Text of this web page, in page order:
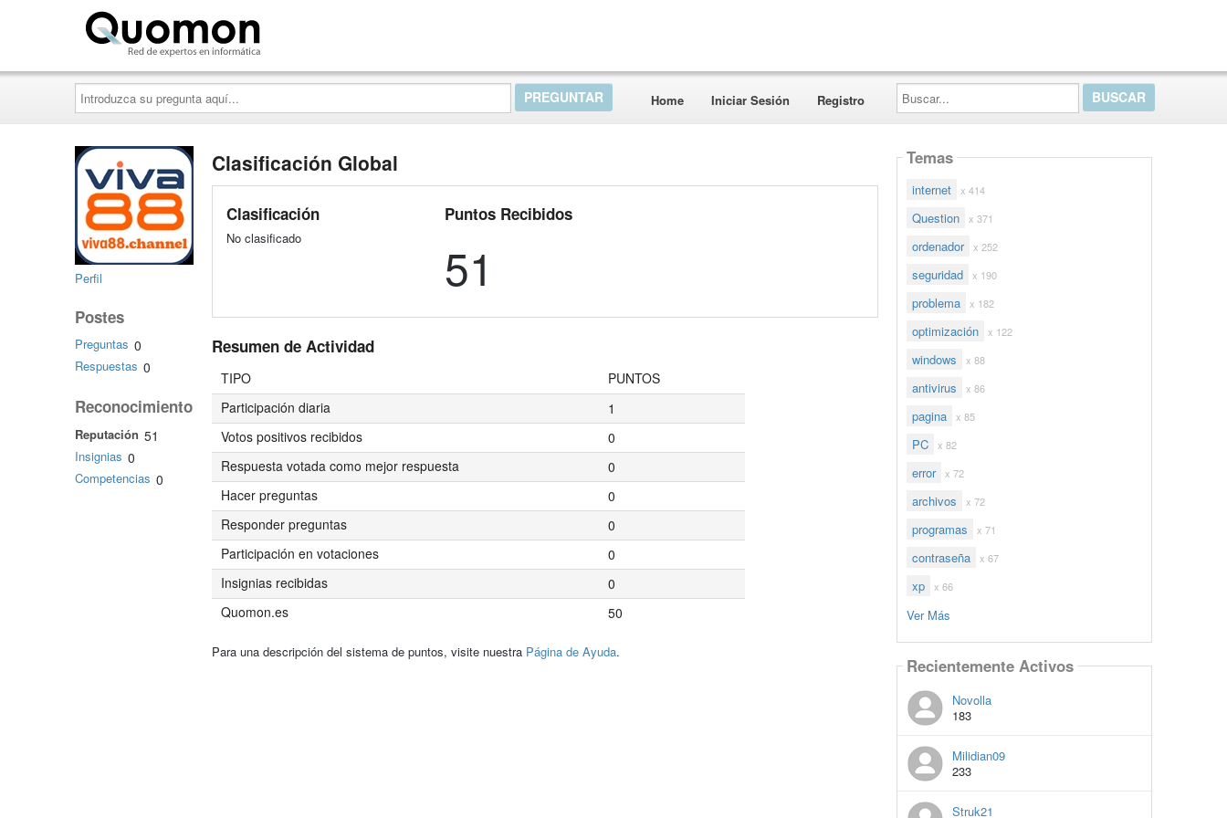
Introduzca
su
pregunta
aquí...
Home Iniciar Sesión Registro
Buscar...
Perfil
Postes
Preguntas 0
Respuestas 0
Reconocimiento
Reputación 51
Insignias 0
Competencias 0
Clasificación Global
Clasificación
No clasificado
Puntos Recibidos
51
Resumen de Actividad
TIPO
PUNTOS
Participación diaria
1
Votos positivos recibidos
0
Respuesta votada como mejor respuesta
0
Hacer preguntas
0
Responder preguntas
0
Participación en votaciones
0
Insignias recibidas
0
Quomon.es
50
Para una descripción del sistema de puntos, visite nuestra Página de Ayuda.
Temas
internet x 414
Question x 371
ordenador x 252
seguridad x 190
problema x 182
optimización x 122
windows x 88
antivirus x 86
pagina x 85
PC x 82
error x 72
archivos x 72
programas x 71
contraseña x 67
xp x 66
Ver Más
Recientemente Activos
Novolla
183
Milidian09
233
Struk21